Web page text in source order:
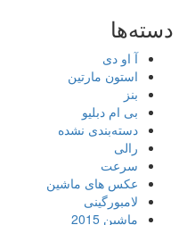
دسته‌ها
آ او دی
استون مارتین
بنز
بی ام دبلیو
دسته‌بندی نشده
رالی
سرعت
عکس های ماشین
لامبورگینی
ماشین 2015